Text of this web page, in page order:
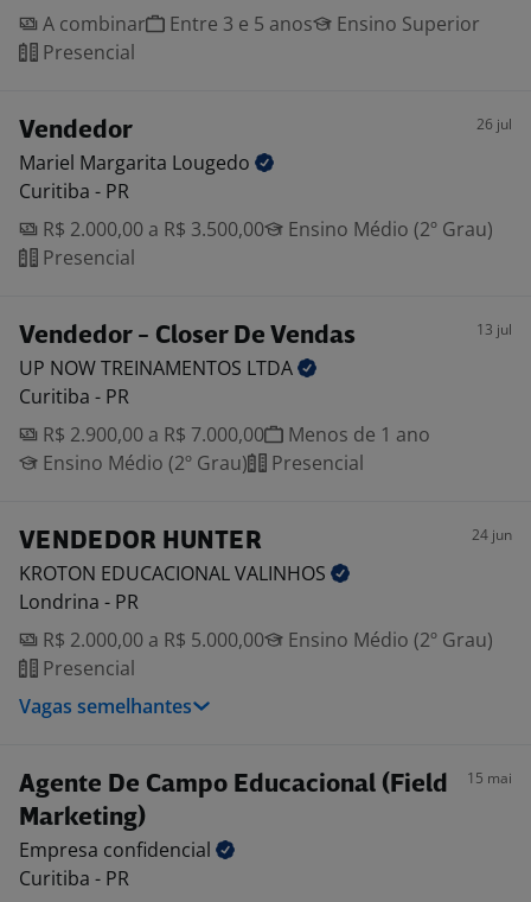
A combinar
Entre 3 e 5 anos
Ensino Superior
Presencial
Vendedor 26 jul
Mariel Margarita Lougedo
Curitiba - PR
R$ 2.000,00 a R$ 3.500,00
Ensino Médio (2º Grau)
Presencial
Vendedor - Closer De Vendas 13 jul
UP NOW TREINAMENTOS LTDA
Curitiba - PR
R$ 2.900,00 a R$ 7.000,00
Menos de 1 ano
Ensino Médio (2º Grau)
Presencial
VENDEDOR HUNTER 24 jun
KROTON EDUCACIONALVALINHOS
Londrina - PR
R$ 2.000,00 a R$ 5.000,00
Ensino Médio (2º Grau)
Presencial
Vagas semelhantes
Agente De Campo Educacional (Field
Marketing)
15 mai
Empresa confidencial
Curitiba - PR